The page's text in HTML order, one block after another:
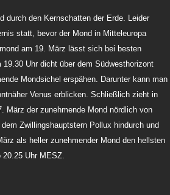
durch den Kernschatten der Erde. Leider
statt, bevor der Mond in Mitteleuropa
am 19. März lässt sich bei besten
Uhr dicht über dem Südwesthorizont
Mondsichel erspähen. Darunter kann man
Venus erblicken. Schließlich zieht in
März der zunehmende Mond nördlich von
Zwillingshauptstern Pollux hindurch und
als heller zunehmender Mond den hellsten
Uhr MESZ.